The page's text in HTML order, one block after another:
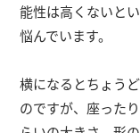
能性は高くないと
悩んでいます。
横になるとちょう
のですが、座った